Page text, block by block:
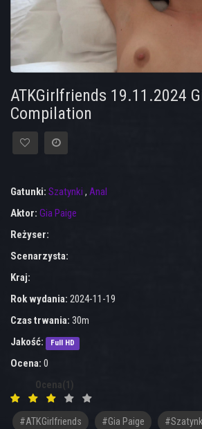
ATKGirlfriends 19.11.2024
Compilation
Gatunki: Szatynki , Anal
Aktor: Gia Paige
Reżyser:
Scenarzysta:
Kraj:
Rok wydania: 2024-11-19
Czas trwania: 30m
Jakość:
Full HD
Ocena: 0
Ocena(1)
#ATKGirlfriends #Gia Paige